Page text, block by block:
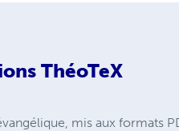
ThéoTeX
mis aux formats